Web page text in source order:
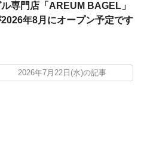
専門店「AREUM BAGEL」
年8月にオープン予定です
2026年7月22日(水)の記事